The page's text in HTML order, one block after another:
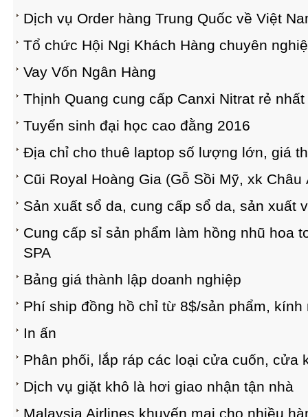
Dịch vụ Order hàng Trung Quốc về Việt
Tổ chức Hội Ngị Khách Hàng chuyên
Vay Vốn Ngân Hàng
Thịnh Quang cung cấp Canxi Nitrat rẻ nhất
Tuyển sinh đại học cao đằng 2016
Địa chỉ cho thuê laptop số lượng lớn, giá
Cũi Royal Hoàng Gia (Gỗ Sồi Mỹ, xk Châu
Sản xuất sổ da, cung cấp sổ da, sản xuất
Cung cấp sỉ sản phẩm làm hồng nhũ hoa
SPA
Bảng giá thành lập doanh nghiệp
Phí ship đồng hồ chỉ từ 8$/sản phẩm,
In ấn
Phân phối, lắp ráp các loại cửa cuốn, cửa
Dịch vụ giặt khô là hơi giao nhận tận nhà
Malaysia Airlines khuyến mại cho nhiều